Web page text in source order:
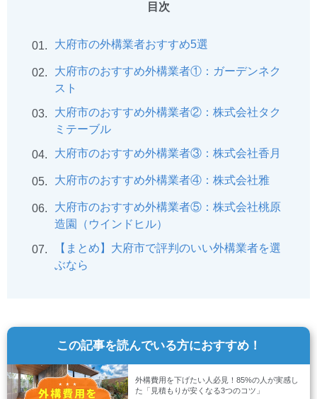
目次
01. 大府市の外構業者おすすめ5選
02.
大府市のおすすめ外構業者①：ガーデンネク
スト
03.
大府市のおすすめ外構業者②：株式会社タク
ミテーブル
04. 大府市のおすすめ外構業者③：株式会社香月
05. 大府市のおすすめ外構業者④：株式会社雅
06.
大府市のおすすめ外構業者⑤：株式会社桃原
造園（ウインドヒル）
07.
【まとめ】大府市で評判のいい外構業者を選
ぶなら
この記事を読んでいる方におすすめ！
外構費用を下げたい人必見！85%の人が実感し
た「見積もりが安くなる3つのコツ」